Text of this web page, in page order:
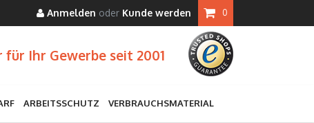
Anmelden oder Kunde werden 0
Ihr Gewerbe seit 2001
ARBEITSSCHUTZ VERBRAUCHSMATERIAL